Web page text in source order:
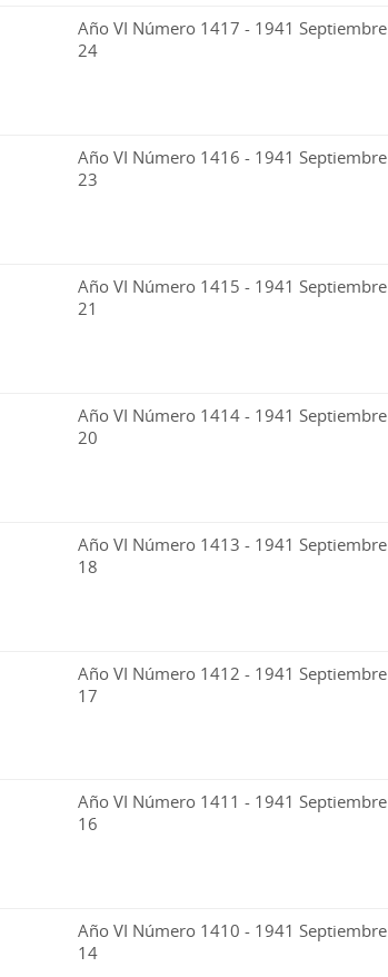
Año VI Número 1417 - 1941 Septiembre
24
Año VI Número 1416 - 1941 Septiembre
23
Año VI Número 1415 - 1941 Septiembre
21
Año VI Número 1414 - 1941 Septiembre
20
Año VI Número 1413 - 1941 Septiembre
18
Año VI Número 1412 - 1941 Septiembre
17
Año VI Número 1411 - 1941 Septiembre
16
Año VI Número 1410 - 1941 Septiembre
14